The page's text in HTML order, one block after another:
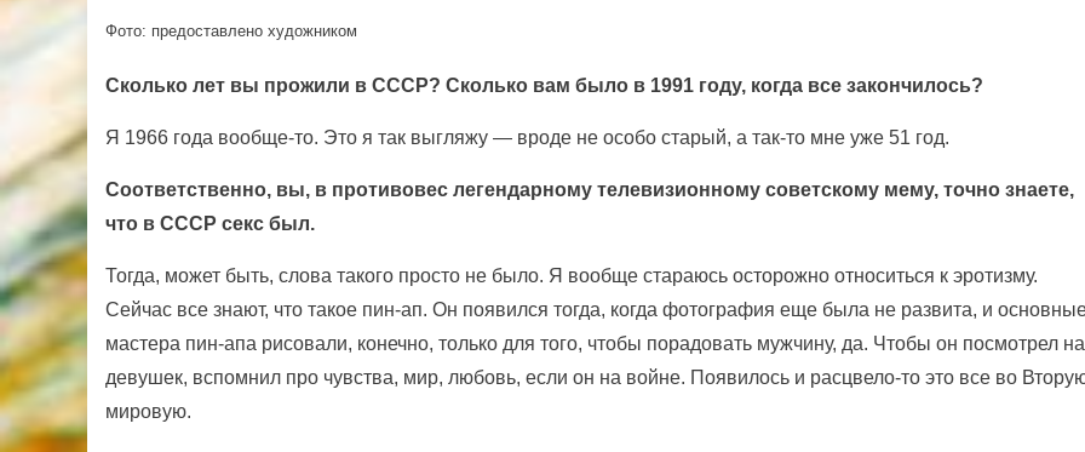
Фото: предоставлено художником
Сколько лет вы прожили в СССР? Сколько вам было в 1991 году, когда все закончилось?
Я 1966 года вообще-то. Это я так выгляжу — вроде не особо старый, а так-то мне уже 51 год.
Соответственно, вы, в противовес легендарному телевизионному советскому мему, точно знаете,
что в СССР секс был.
Тогда, может быть, слова такого просто не было. Я вообще стараюсь осторожно относиться к эротизму.
Сейчас все знают, что такое пин-ап. Он появился тогда, когда фотография еще была не развита, и
мастера пин-апа рисовали, конечно, только для того, чтобы порадовать мужчину, да. Чтобы он посмотрел на
девушек, вспомнил про чувства, мир, любовь, если он на войне. Появилось и расцвело-то это все во
мировую.